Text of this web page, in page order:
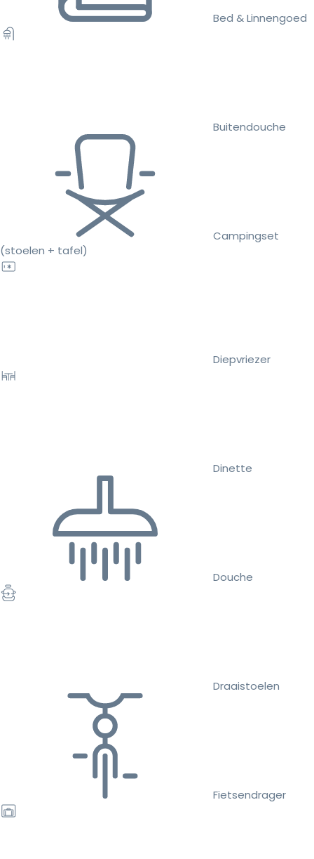
Bed & Linnengoed
Buitendouche
Campingset
(stoelen + tafel)
Diepvriezer
Dinette
Douche
Draaistoelen
Fietsendrager